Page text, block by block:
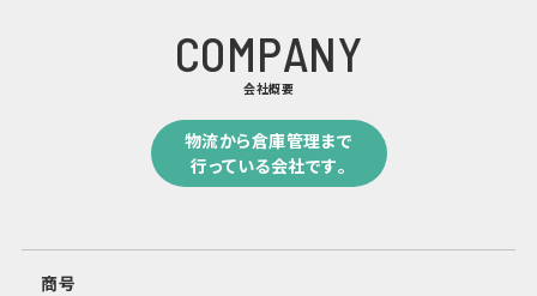
COMPANY
会社概要
物流から倉庫管理まで
行っている会社です。
商号